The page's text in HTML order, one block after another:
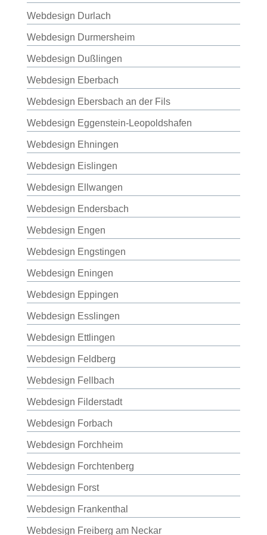
Webdesign Durlach
Webdesign Durmersheim
Webdesign Dußlingen
Webdesign Eberbach
Webdesign Ebersbach an der Fils
Webdesign Eggenstein-Leopoldshafen
Webdesign Ehningen
Webdesign Eislingen
Webdesign Ellwangen
Webdesign Endersbach
Webdesign Engen
Webdesign Engstingen
Webdesign Eningen
Webdesign Eppingen
Webdesign Esslingen
Webdesign Ettlingen
Webdesign Feldberg
Webdesign Fellbach
Webdesign Filderstadt
Webdesign Forbach
Webdesign Forchheim
Webdesign Forchtenberg
Webdesign Forst
Webdesign Frankenthal
Webdesign Freiberg am Neckar